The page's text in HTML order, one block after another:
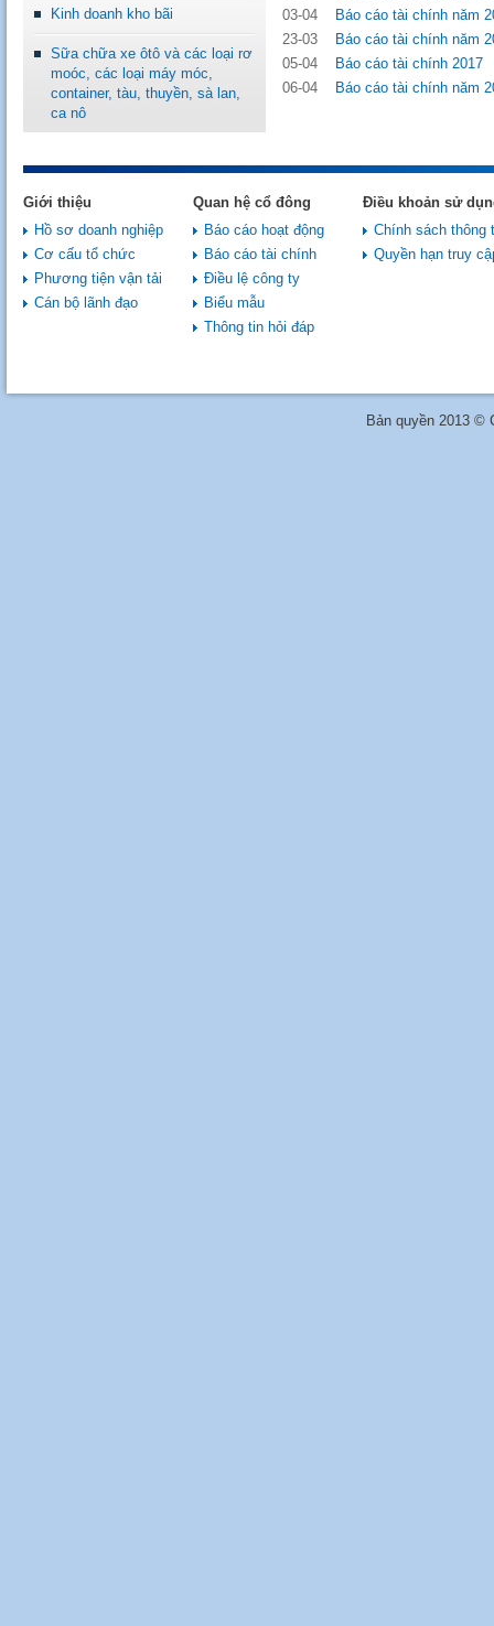
Kinh doanh kho bãi
Sữa chữa xe ôtô và các loại rơ
moóc, các loại máy móc,
container, tàu, thuyền, sà lan,
ca nô
03-04 Báo cáo tài chính năm
23-03 Báo cáo tài chính năm
05-04 Báo cáo tài chính 2017
06-04 Báo cáo tài chính năm
Giới thiệu
Hồ sơ doanh nghiệp
Cơ cấu tổ chức
Phương tiện vận tải
Cán bộ lãnh đạo
Quan hệ cổ đông
Báo cáo hoạt động
Báo cáo tài chính
Điều lệ công ty
Biểu mẫu
Thông tin hỏi đáp
Điều khoản sử
Chính sách thông
Quyền hạn truy
Bản quyền 2013 ©